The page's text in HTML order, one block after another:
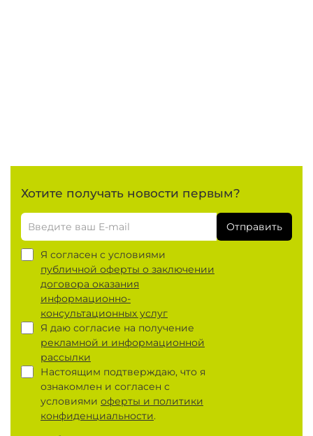
Хотите получать новости первым?
Отправить
Я согласен с условиями
публичной оферты о заключении
договора оказания
информационно-
консультационных услуг
Я даю согласие на получение
рекламной и информационной
рассылки
Настоящим подтверждаю, что я
ознакомлен и согласен с
условиями оферты и политики
конфиденциальности.